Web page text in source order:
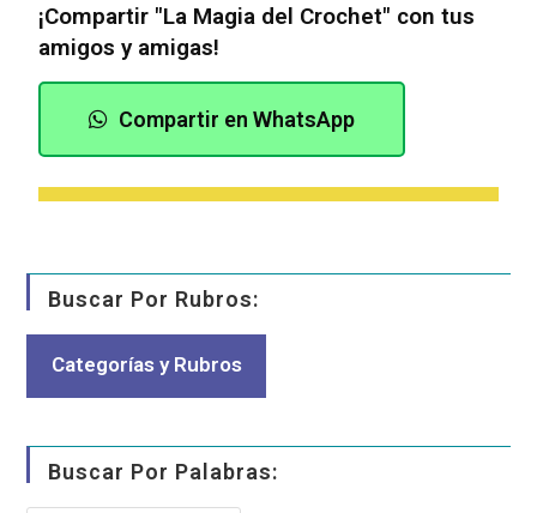
¡Compartir "La Magia del Crochet" con tus
amigos y amigas!
Compartir en WhatsApp
Buscar Por Rubros:
Categorías y Rubros
Buscar Por Palabras: